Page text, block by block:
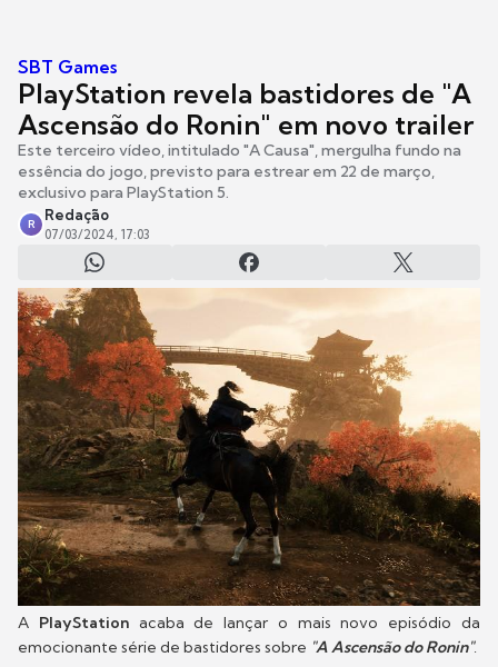
SBT Games
PlayStation revela bastidores de "A
Ascensão do Ronin" em novo trailer
Este terceiro vídeo, intitulado "A Causa", mergulha fundo na
essência do jogo, previsto para estrear em 22 de março,
exclusivo para PlayStation 5.
R
Redação
07/03/2024, 17:03
A PlayStation acaba de lançar o mais novo episódio da
emocionante série de bastidores sobre "A Ascensão do Ronin".